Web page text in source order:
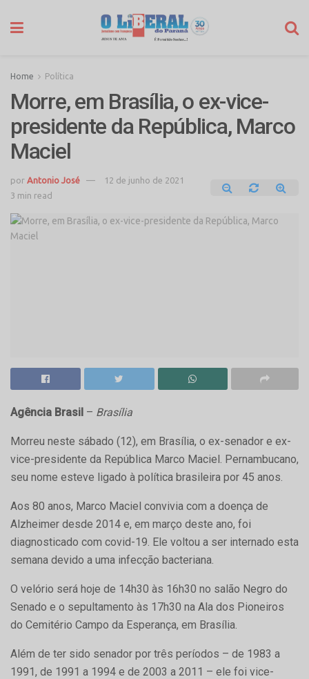
Home Política
Morre, em Brasília, o ex-vice-
presidente da República, Marco
Maciel
por Antonio José
12 de junho de 2021
3 min read
Agência Brasil – Brasília
Morreu neste sábado (12), em Brasília, o ex-senador e ex-
vice-presidente da República Marco Maciel. Pernambucano,
seu nome esteve ligado à política brasileira por 45 anos.
Aos 80 anos, Marco Maciel convivia com a doença de
Alzheimer desde 2014 e, em março deste ano, foi
diagnosticado com covid-19. Ele voltou a ser internado esta
semana devido a uma infecção bacteriana.
O velório será hoje de 14h30 às 16h30 no salão Negro do
Senado e o sepultamento às 17h30 na Ala dos Pioneiros
do Cemitério Campo da Esperança, em Brasília.
Além de ter sido senador por três períodos – de 1983 a
1991, de 1991 a 1994 e de 2003 a 2011 – ele foi vice-